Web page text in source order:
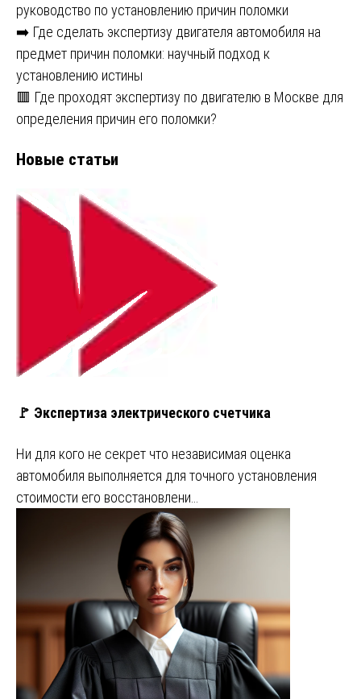
руководство по установлению причин поломки
➡️ Где сделать экспертизу двигателя автомобиля на
предмет причин поломки: научный подход к
установлению истины
🟥 Где проходят экспертизу по двигателю в Москве для
определения причин его поломки?
Новые статьи
🚩 Экспертиза электрического счетчика
Ни для кого не секрет что независимая оценка
автомобиля выполняется для точного установления
стоимости его восстановлени…